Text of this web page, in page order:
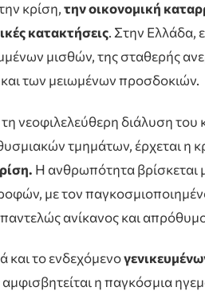
κρίση,την οικονομική
κατακτήσεις. Στην Ελλάδα,
μισθών, της σταθερής
και των μειωμένων προσδοκιών.
νεοφιλελεύθερη διάλυση του
τμημάτων, έρχεται η
Η ανθρωπότητα
με τον
ανίκανος και
και το ενδεχόμενο
η παγκόσμια